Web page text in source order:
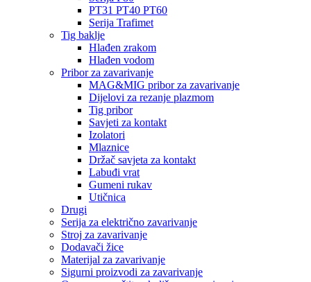
PT31 PT40 PT60
Serija Trafimet
Tig baklje
Hlađen zrakom
Hlađen vodom
Pribor za zavarivanje
MAG&MIG pribor za zavarivanje
Dijelovi za rezanje plazmom
Tig pribor
Savjeti za kontakt
Izolatori
Mlaznice
Držač savjeta za kontakt
Labuđi vrat
Gumeni rukav
Utičnica
Drugi
Serija za električno zavarivanje
Stroj za zavarivanje
Dodavači žice
Materijal za zavarivanje
Sigurni proizvodi za zavarivanje